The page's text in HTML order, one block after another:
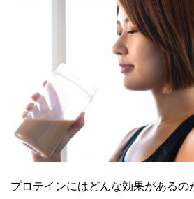
プロテインにはどんな効果があるの